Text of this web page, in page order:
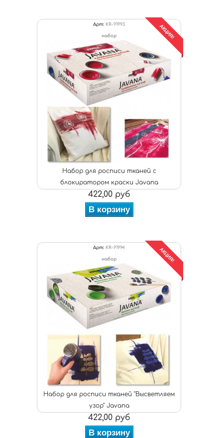
Арт: KR-91993
набор
Набор для росписи тканей с
блокиратором краски Javana
АКЦИЯ!
422,00 руб
В корзину
Арт: KR-91994
набор
Набор для росписи тканей "Высветляем
узор" Javana
АКЦИЯ!
422,00 руб
В корзину